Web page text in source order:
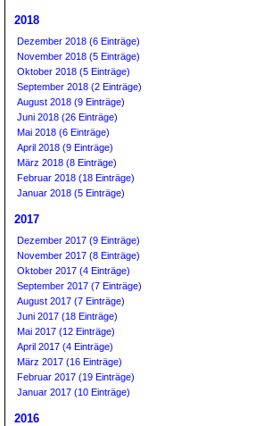
2018
Dezember 2018 (6 Einträge)
November 2018 (5 Einträge)
Oktober 2018 (5 Einträge)
September 2018 (2 Einträge)
August 2018 (9 Einträge)
Juni 2018 (26 Einträge)
Mai 2018 (6 Einträge)
April 2018 (9 Einträge)
März 2018 (8 Einträge)
Februar 2018 (18 Einträge)
Januar 2018 (5 Einträge)
2017
Dezember 2017 (9 Einträge)
November 2017 (8 Einträge)
Oktober 2017 (4 Einträge)
September 2017 (7 Einträge)
August 2017 (7 Einträge)
Juni 2017 (18 Einträge)
Mai 2017 (12 Einträge)
April 2017 (4 Einträge)
März 2017 (16 Einträge)
Februar 2017 (19 Einträge)
Januar 2017 (10 Einträge)
2016